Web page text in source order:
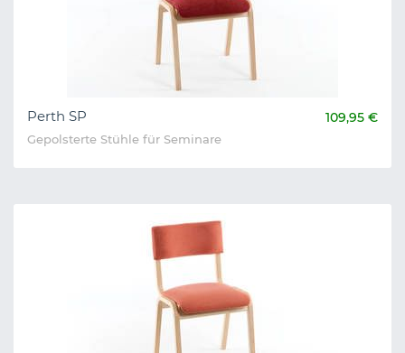
Perth SP 109,95 €
Gepolsterte Stühle für Seminare